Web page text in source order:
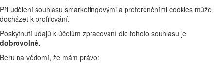
Při udělení souhlasu smarketingovými a preferenčními cookies může
docházet k profilování.
Poskytnutí údajů k účelům zpracování dle tohoto souhlasu je
dobrovolné.
Beru na vědomí, že mám právo: